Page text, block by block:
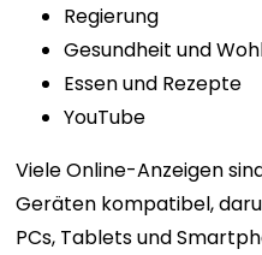
Regierung
Gesundheit und
Essen und Rezepte
YouTube
Viele Online-Anzeigen
Geräten kompatibel,
PCs, Tablets und